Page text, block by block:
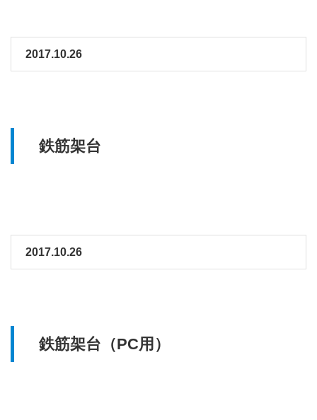
2017.10.26
鉄筋架台
2017.10.26
鉄筋架台（PC用）